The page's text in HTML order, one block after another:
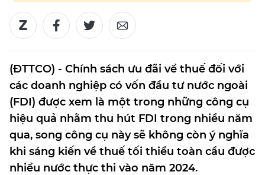
(ĐTTCO) - Chính sách ưu đãi về thuế đối với
các doanh nghiệp có vốn đầu tư nước ngoài
(FDI) được xem là một trong những công cụ
hiệu quả nhằm thu hút FDI trong nhiều năm
qua, song công cụ này sẽ không còn ý nghĩa
khi sáng kiến về thuế tối thiểu toàn cầu được
nhiều nước thực thi vào năm 2024.